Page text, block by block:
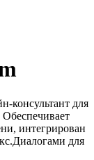
консультант для
интегрирован
для